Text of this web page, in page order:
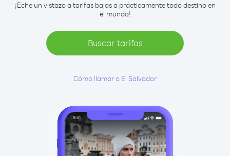
¡Eche un vistazo a tarifas bajas a prácticamente todo destino en
el mundo!
Buscar tarifas
Cómo llamar a El Salvador